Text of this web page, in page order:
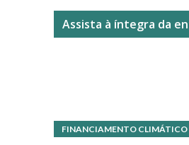
Assista à íntegra da
FINANCIAMENTO CLIMÁTICO